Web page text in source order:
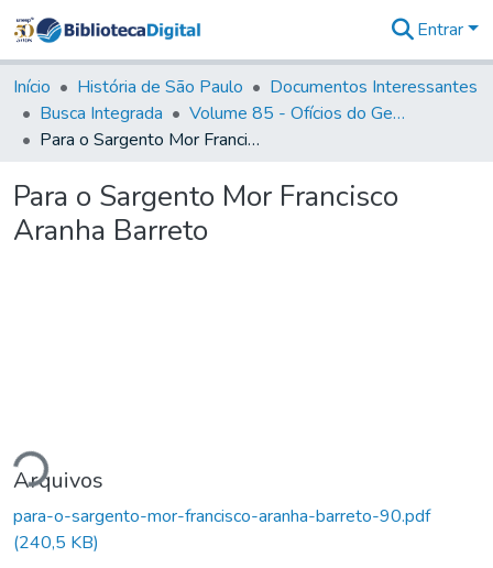
&
Coleções
Tudo na
Biblioteca
Estatísticas
Entrar
Início História de São Paulo
Documentos Interessantes
Busca Integrada
Volume 85 - Ofícios do General Francisco da Cunha Menezes (Governador da Capitania): 1782- 1786
Para o Sargento Mor Francisco Aranha Barreto
Para o Sargento Mor Francisco
Aranha Barreto
Arquivos
para-o-sargento-mor-francisco-aranha-barreto-90.pdf
(240,5 KB)